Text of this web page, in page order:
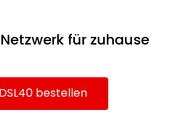
für zuhause
DSL40 bestellen